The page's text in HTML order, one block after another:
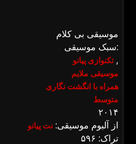
موسیقی بی کلام
سبک موسیقی:
تکنوازی پیانو,
موسیقی ملایم
همراه با انگشت نگاری
متوسط
۲۰۱۴
از آلبوم موسیقی: نت پیانو
تراک: ۵۹۶